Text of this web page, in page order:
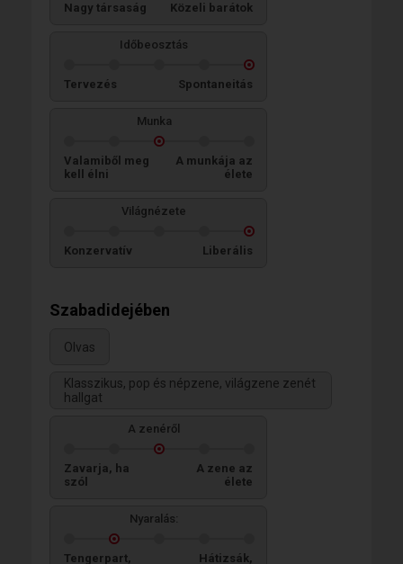
Nagy társaság Közeli barátok
Időbeosztás
Tervezés Spontaneitás
Munka
Valamiből meg
kell élni
A munkája az
élete
Világnézete
Konzervatív Liberális
Szabadidejében
Olvas
Klasszikus, pop és népzene, világzene zenét
hallgat
A zenéről
Zavarja, ha
szól
A zene az
élete
Nyaralás:
Tengerpart, Hátizsák,